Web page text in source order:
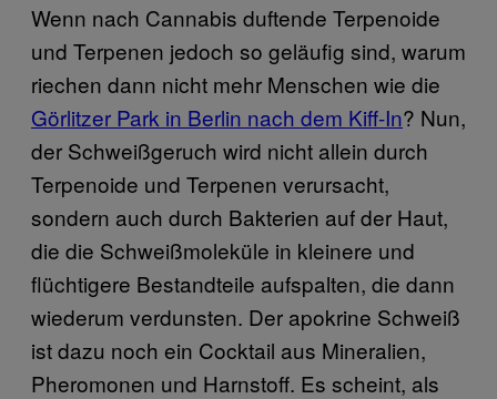
Wenn nach Cannabis duftende Terpenoide
und Terpenen jedoch so geläufig sind, warum
riechen dann nicht mehr Menschen wie die
Görlitzer Park in Berlin nach dem Kiff-In? Nun,
der Schweißgeruch wird nicht allein durch
Terpenoide und Terpenen verursacht,
sondern auch durch Bakterien auf der Haut,
die die Schweißmoleküle in kleinere und
flüchtigere Bestandteile aufspalten, die dann
wiederum verdunsten. Der apokrine Schweiß
ist dazu noch ein Cocktail aus Mineralien,
Pheromonen und Harnstoff. Es scheint, als